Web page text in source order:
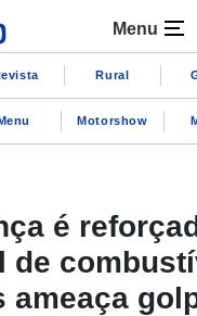
Menu
Rural
Motorshow
é
de
ameaça